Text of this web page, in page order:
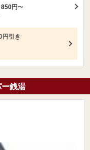
850円〜
円引き
銭湯